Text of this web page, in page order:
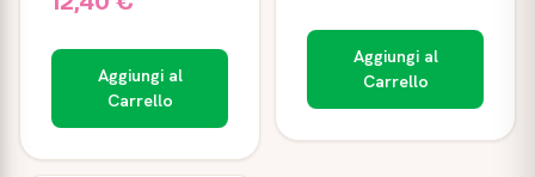
Aggiungi al
Carrello
Aggiungi al
Carrello